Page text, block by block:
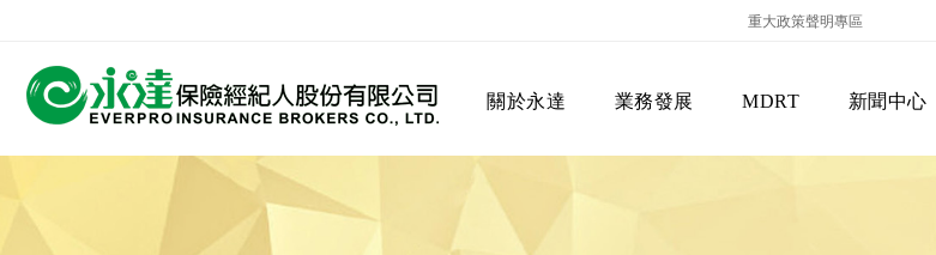
重大政策聲明專區
關於永達
關於永達
業務發展
業務發展
MDRT
MDRT
新聞中心
客戶服務
網站連結